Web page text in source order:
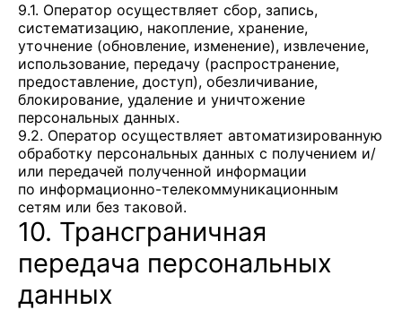
9.1. Оператор осуществляет сбор, запись,
систематизацию, накопление, хранение,
уточнение (обновление, изменение), извлечение,
использование, передачу (распространение,
предоставление, доступ), обезличивание,
блокирование, удаление и уничтожение
персональных данных.
9.2. Оператор осуществляет автоматизированную
обработку персональных данных с получением и/
или передачей полученной информации
по информационно-телекоммуникационным
сетям или без таковой.
10. Трансграничная
передача персональных
данных